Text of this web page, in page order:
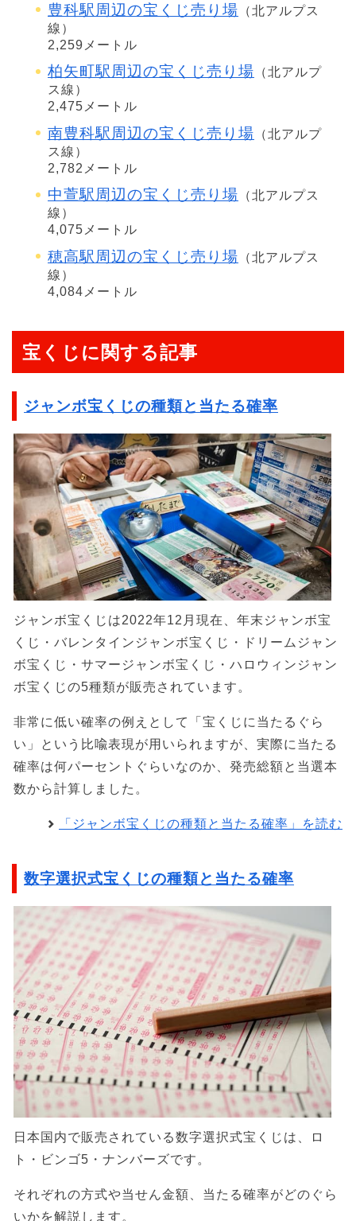
豊科駅周辺の宝くじ売り場 （北アルプス
線）
2,259メートル
柏矢町駅周辺の宝くじ売り場 （北アルプ
ス線）
2,475メートル
南豊科駅周辺の宝くじ売り場 （北アルプ
ス線）
2,782メートル
中萱駅周辺の宝くじ売り場 （北アルプス
線）
4,075メートル
穂高駅周辺の宝くじ売り場 （北アルプス
線）
4,084メートル
宝くじに関する記事
ジャンボ宝くじの種類と当たる確率
ジャンボ宝くじは2022年12月現在、年末ジャンボ宝
くじ・バレンタインジャンボ宝くじ・ドリームジャン
ボ宝くじ・サマージャンボ宝くじ・ハロウィンジャン
ボ宝くじの5種類が販売されています。
非常に低い確率の例えとして「宝くじに当たるぐら
い」という比喩表現が用いられますが、実際に当たる
確率は何パーセントぐらいなのか、発売総額と当選本
数から計算しました。
「ジャンボ宝くじの種類と当たる確率」を読む
数字選択式宝くじの種類と当たる確率
日本国内で販売されている数字選択式宝くじは、ロ
ト・ビンゴ5・ナンバーズです。
それぞれの方式や当せん金額、当たる確率がどのぐら
いかを解説します。